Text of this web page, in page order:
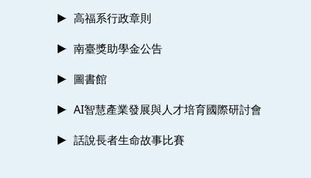
高福系行政章則
南臺獎助學金公告
圖書館
AI智慧產業發展與人才培育國際研討會
話說長者生命故事比賽